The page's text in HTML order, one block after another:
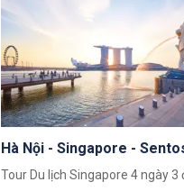
Hà Nội - Singapore -
Tour Du lịch Singapore 4 ngày 3